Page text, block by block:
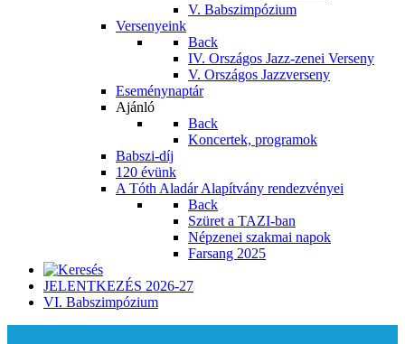
V. Babszimpózium
Versenyeink
Back
IV. Országos Jazz-zenei Verseny
V. Országos Jazzverseny
Eseménynaptár
Ajánló
Back
Koncertek, programok
Babszi-díj
120 évünk
A Tóth Aladár Alapítvány rendezvényei
Back
Szüret a TAZI-ban
Népzenei szakmai napok
Farsang 2025
JELENTKEZÉS 2026-27
VI. Babszimpózium